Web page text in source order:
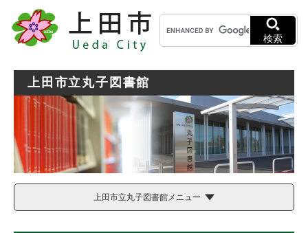
メニューを飛ばして本文へ
キ
ー
ワ
索
検索
上田市立丸子図書館
上田市立丸子図書館メニュー